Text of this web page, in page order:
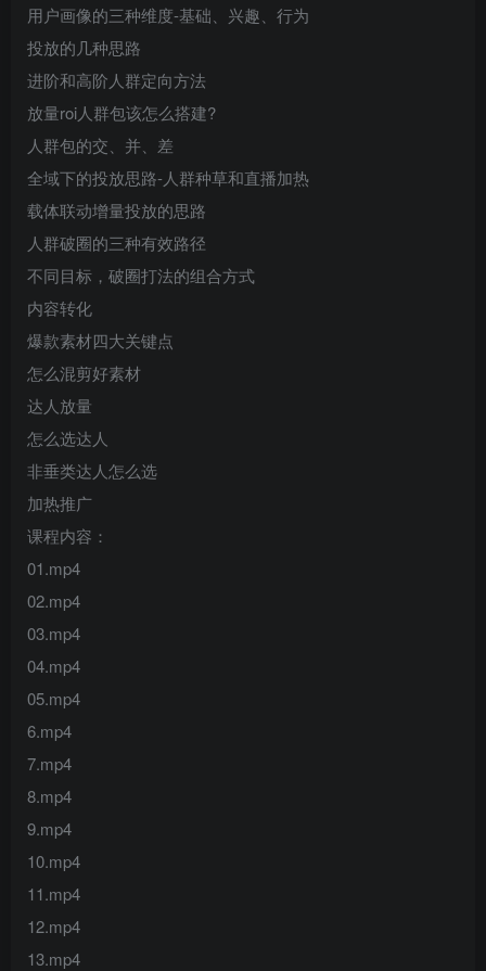
用户画像的三种维度-基础、兴趣、行为
投放的几种思路
进阶和高阶人群定向方法
放量roi人群包该怎么搭建?
人群包的交、并、差
全域下的投放思路-人群种草和直播加热
载体联动增量投放的思路
人群破圈的三种有效路径
不同目标，破圈打法的组合方式
内容转化
爆款素材四大关键点
怎么混剪好素材
达人放量
怎么选达人
非垂类达人怎么选
加热推广
课程内容：
01.mp4
02.mp4
03.mp4
04.mp4
05.mp4
6.mp4
7.mp4
8.mp4
9.mp4
10.mp4
11.mp4
12.mp4
13.mp4